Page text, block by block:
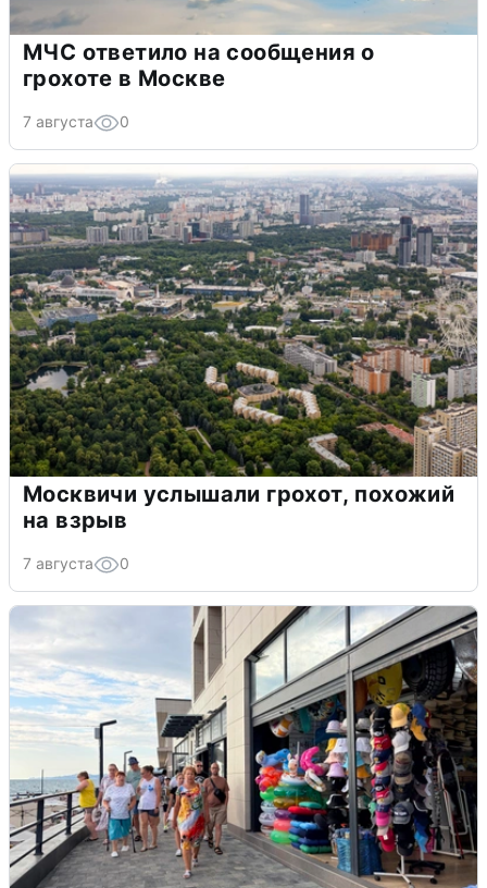
МЧС ответило на сообщения о
грохоте в Москве
7 августа 0
Москвичи услышали грохот, похожий
на взрыв
7 августа 0